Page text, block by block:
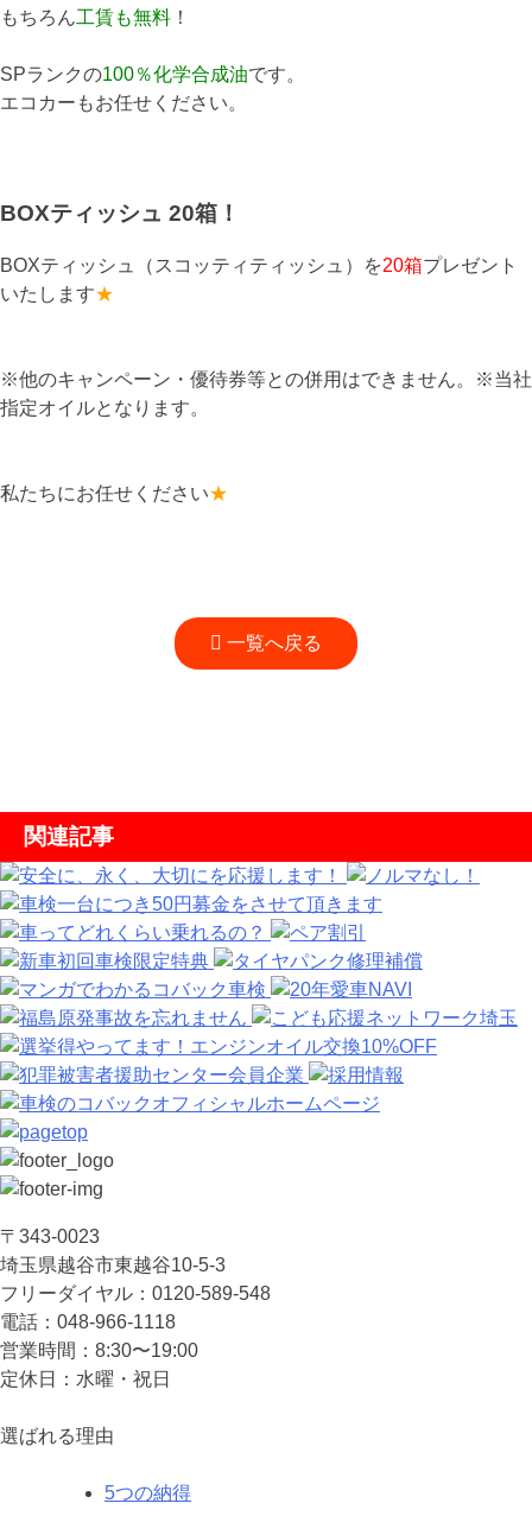
もちろん工賃も無料 ！
SPランクの100％化学合成油です。
エコカーもお任せください。
BOXティッシュ 20箱！
BOXティッシュ（スコッティティッシュ）を20箱プレゼント
いたします★
※他のキャンペーン・優待券等との併用はできません。※当社
指定オイルとなります。
私たちにお任せください★
一覧へ戻る
関連記事
〒343-0023
埼⽟県越⾕市東越⾕10-5-3
フリーダイヤル：0120-589-548
電話：048-966-1118
営業時間：8:30〜19:00
定休⽇：⽔曜・祝⽇
選ばれる理由
5つの納得